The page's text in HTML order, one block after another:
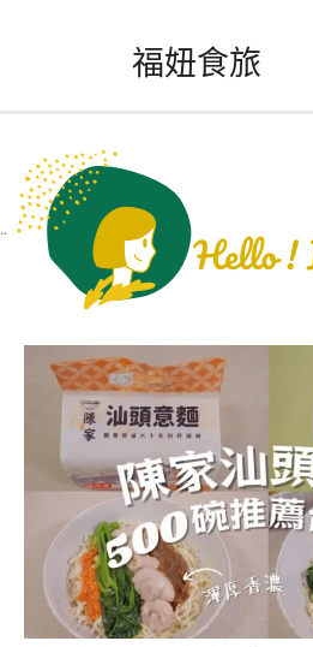
內
福妞食旅
..